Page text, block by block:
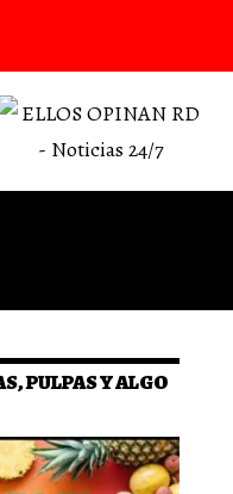
PULPAS Y ALGO